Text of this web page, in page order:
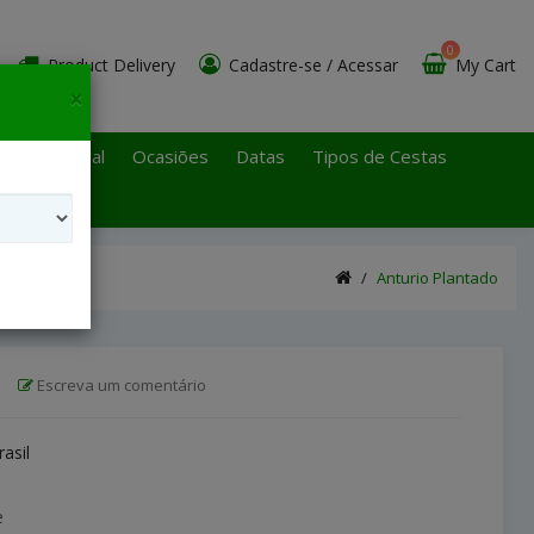
Product Delivery Cadastre-se / Acessar My Cart
0
Paulo Litoral Ocasiões Datas
Tipos de Cestas
Anturio Plantado
Escreva um comentário
×